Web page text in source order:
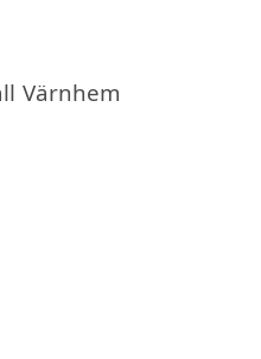
Värnhem